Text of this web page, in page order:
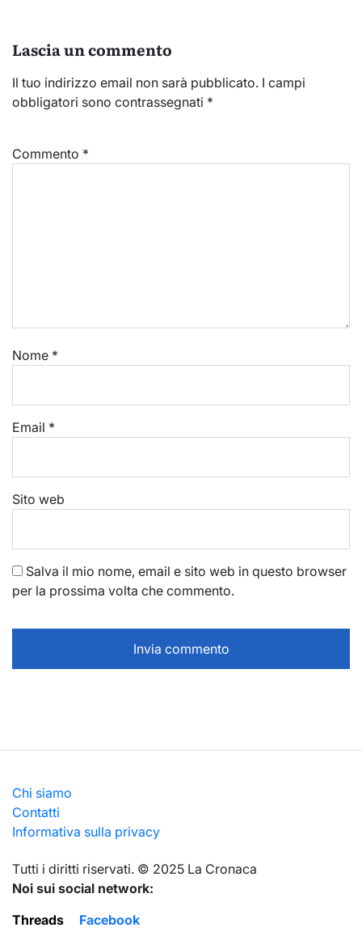
Lascia un commento
Il tuo indirizzo email non sarà pubblicato. I campi
obbligatori sono contrassegnati *
Commento *
Nome *
Email *
Sito web
Salva il mio nome, email e sito web in questo browser
per la prossima volta che commento.
Chi siamo
Contatti
Informativa sulla privacy
Тutti i diritti riservati. © 2025 La Cronaca
Noi sui social network:
Threads
Facebook